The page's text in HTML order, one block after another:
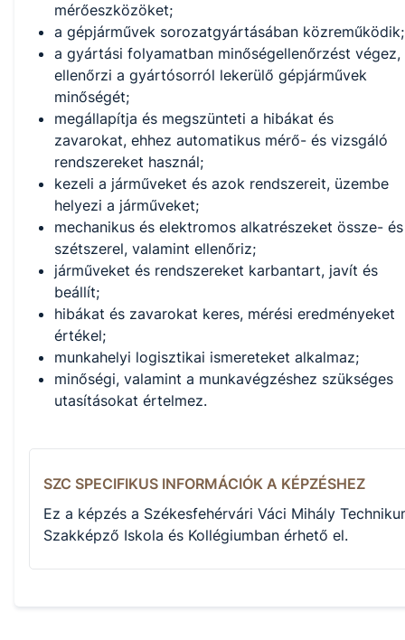
mérőeszközöket;
a gépjárművek sorozatgyártásában közreműködik;
a gyártási folyamatban minőségellenőrzést végez,
ellenőrzi a gyártósorról lekerülő gépjárművek
minőségét;
megállapítja és megszünteti a hibákat és
zavarokat, ehhez automatikus mérő- és vizsgáló
rendszereket használ;
kezeli a járműveket és azok rendszereit, üzembe
helyezi a járműveket;
mechanikus és elektromos alkatrészeket össze- és
szétszerel, valamint ellenőriz;
járműveket és rendszereket karbantart, javít és
beállít;
hibákat és zavarokat keres, mérési eredményeket
értékel;
munkahelyi logisztikai ismereteket alkalmaz;
minőségi, valamint a munkavégzéshez szükséges
utasításokat értelmez.
SZC SPECIFIKUS INFORMÁCIÓK A KÉPZÉSHEZ
Ez a képzés a Székesfehérvári Váci Mihály
Szakképző Iskola és Kollégiumban érhető el.